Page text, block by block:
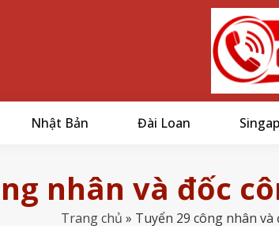
Nhật Bản Đài Loan
nhân và đốc
Trang chủ » Tuyển 29 công nhân